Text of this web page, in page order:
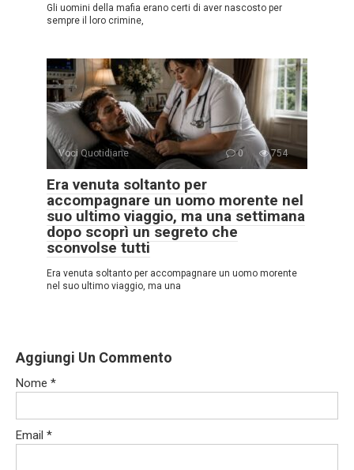
Gli uomini della mafia erano certi di aver nascosto per
sempre il loro crimine,
Voci Quotidiane 0 754
Era venuta soltanto per
accompagnare un uomo morente nel
suo ultimo viaggio, ma una settimana
dopo scoprì un segreto che
sconvolse tutti
Era venuta soltanto per accompagnare un uomo morente
nel suo ultimo viaggio, ma una
Aggiungi Un Commento
Nome *
Email *